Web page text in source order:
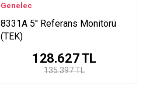
Genelec
8331A 5'' Referans Monitörü
(TEK)
135.397 TL
128.627TL